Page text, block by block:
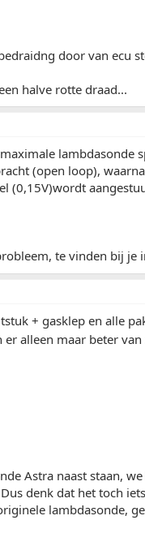
door van ecu
halve rotte draad...
lambdasonde
(open loop),
(0,15V)wordt
te vinden bij je
+ gasklep en alle
alleen maar beter
Astra naast staan,
denk dat het toch
lambdasonde,